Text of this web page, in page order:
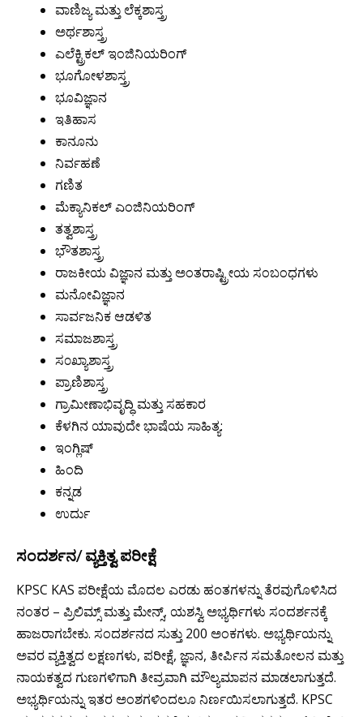
ವಾಣಿಜ್ಯ ಮತ್ತು ಲೆಕ್ಕಶಾಸ್ತ್ರ
ಅರ್ಥಶಾಸ್ತ್ರ
ಎಲೆಕ್ಟ್ರಿಕಲ್ ಇಂಜಿನಿಯರಿಂಗ್
ಭೂಗೋಳಶಾಸ್ತ್ರ
ಭೂವಿಜ್ಞಾನ
ಇತಿಹಾಸ
ಕಾನೂನು
ನಿರ್ವಹಣೆ
ಗಣಿತ
ಮೆಕ್ಯಾನಿಕಲ್ ಎಂಜಿನಿಯರಿಂಗ್
ತತ್ವಶಾಸ್ತ್ರ
ಭೌತಶಾಸ್ತ್ರ
ರಾಜಕೀಯ ವಿಜ್ಞಾನ ಮತ್ತು ಅಂತರಾಷ್ಟ್ರೀಯ ಸಂಬಂಧಗಳು
ಮನೋವಿಜ್ಞಾನ
ಸಾರ್ವಜನಿಕ ಆಡಳಿತ
ಸಮಾಜಶಾಸ್ತ್ರ
ಸ೦ಖ್ಯಾಶಾಸ್ತ್ರ
ಪ್ರಾಣಿಶಾಸ್ತ್ರ
ಗ್ರಾಮೀಣಾಭಿವೃದ್ಧಿ ಮತ್ತು ಸಹಕಾರ
ಕೆಳಗಿನ ಯಾವುದೇ ಭಾಷೆಯ ಸಾಹಿತ್ಯ:
ಇಂಗ್ಲಿಷ್
ಹಿಂದಿ
ಕನ್ನಡ
ಉರ್ದು
ಸಂದರ್ಶನ/ ವ್ಯಕ್ತಿತ್ವ ಪರೀಕ್ಷೆ
KPSC KAS ಪರೀಕ್ಷೆಯ ಮೊದಲ ಎರಡು ಹಂತಗಳನ್ನು ತೆರವುಗೊಳಿಸಿದ
ನಂತರ – ಪ್ರಿಲಿಮ್ಸ್ ಮತ್ತು ಮೇನ್ಸ್, ಯಶಸ್ವಿ ಅಭ್ಯರ್ಥಿಗಳು ಸಂದರ್ಶನಕ್ಕೆ
ಹಾಜರಾಗಬೇಕು. ಸಂದರ್ಶನದ ಸುತ್ತು 200 ಅಂಕಗಳು. ಅಭ್ಯರ್ಥಿಯನ್ನು
ಅವರ ವ್ಯಕ್ತಿತ್ವದ ಲಕ್ಷಣಗಳು, ಪರೀಕ್ಷೆ, ಜ್ಞಾನ, ತೀರ್ಪಿನ ಸಮತೋಲನ ಮತ್ತು
ನಾಯಕತ್ವದ ಗುಣಗಳಿಗಾಗಿ ತೀವ್ರವಾಗಿ ಮೌಲ್ಯಮಾಪನ ಮಾಡಲಾಗುತ್ತದೆ.
ಅಭ್ಯರ್ಥಿಯನ್ನು ಇತರ ಅಂಶಗಳಿಂದಲೂ ನಿರ್ಣಯಿಸಲಾಗುತ್ತದೆ. KPSC